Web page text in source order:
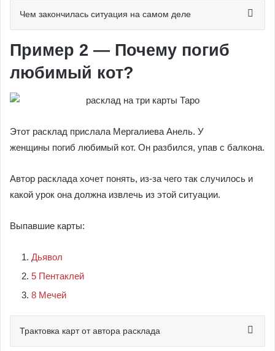
Чем закончилась ситуация на самом деле
Пример 2 — Почему погиб
любимый кот?
Этот расклад прислала Мергалиева Анель. У
женщины погиб любимый кот. Он разбился, упав с балкона.
Автор расклада хочет понять, из-за чего так случилось и
какой урок она должна извлечь из этой ситуации.
Выпавшие карты:
Дьявол
5 Пентаклей
8 Мечей
Трактовка карт от автора расклада